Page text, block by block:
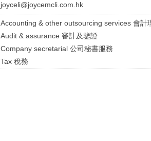
joyceli@joycemcli.com.hk
Accounting & other outsourcing services 會計
Audit & assurance 審計及鑒證
Company secretarial 公司秘書服務
Tax 稅務